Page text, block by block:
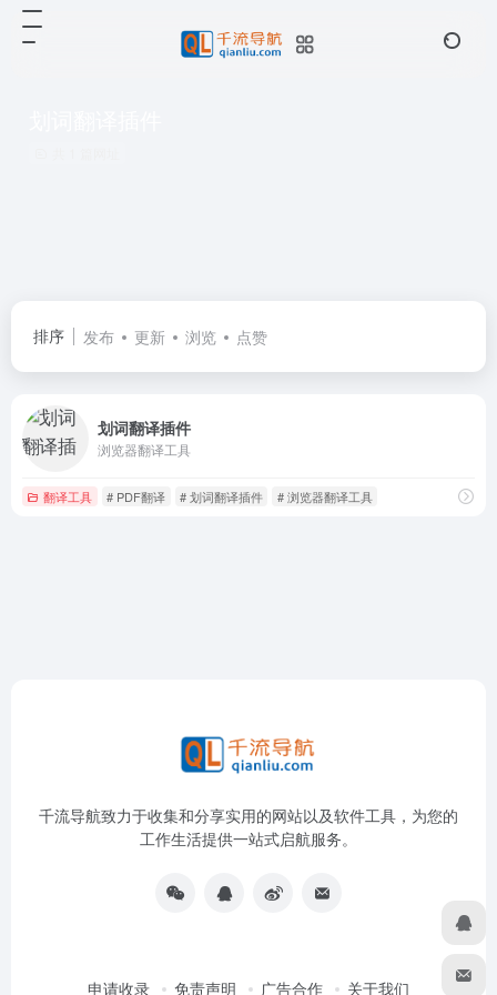
排序 发布 更新 浏览 点赞
划词翻译插件
浏览器翻译工具
翻译工具 # PDF翻译 # 划词翻译插件 # 浏览器翻译工具
千流导航致力于收集和分享实用的网站以及软件工具，为您的
工作生活提供一站式启航服务。
申请收录 免责声明 广告合作 关于我们